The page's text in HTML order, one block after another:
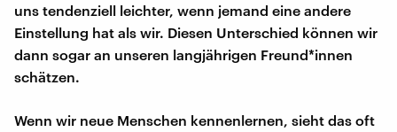
uns tendenziell leichter, wenn jemand eine andere
Einstellung hat als wir. Diesen Unterschied können wir
dann sogar an unseren langjährigen Freund*innen
schätzen.
Wenn wir neue Menschen kennenlernen, sieht das oft